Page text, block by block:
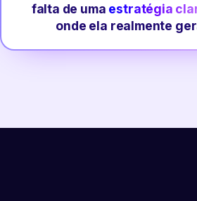
falta de uma estratégia
onde ela realmente